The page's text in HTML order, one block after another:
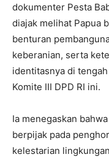
dokumenter Pesta
diajak melihat Papua
benturan
keberanian, serta
identitasnya di
Komite III DPD RI ini.
Ia menegaskan
berpijak pada
kelestarian